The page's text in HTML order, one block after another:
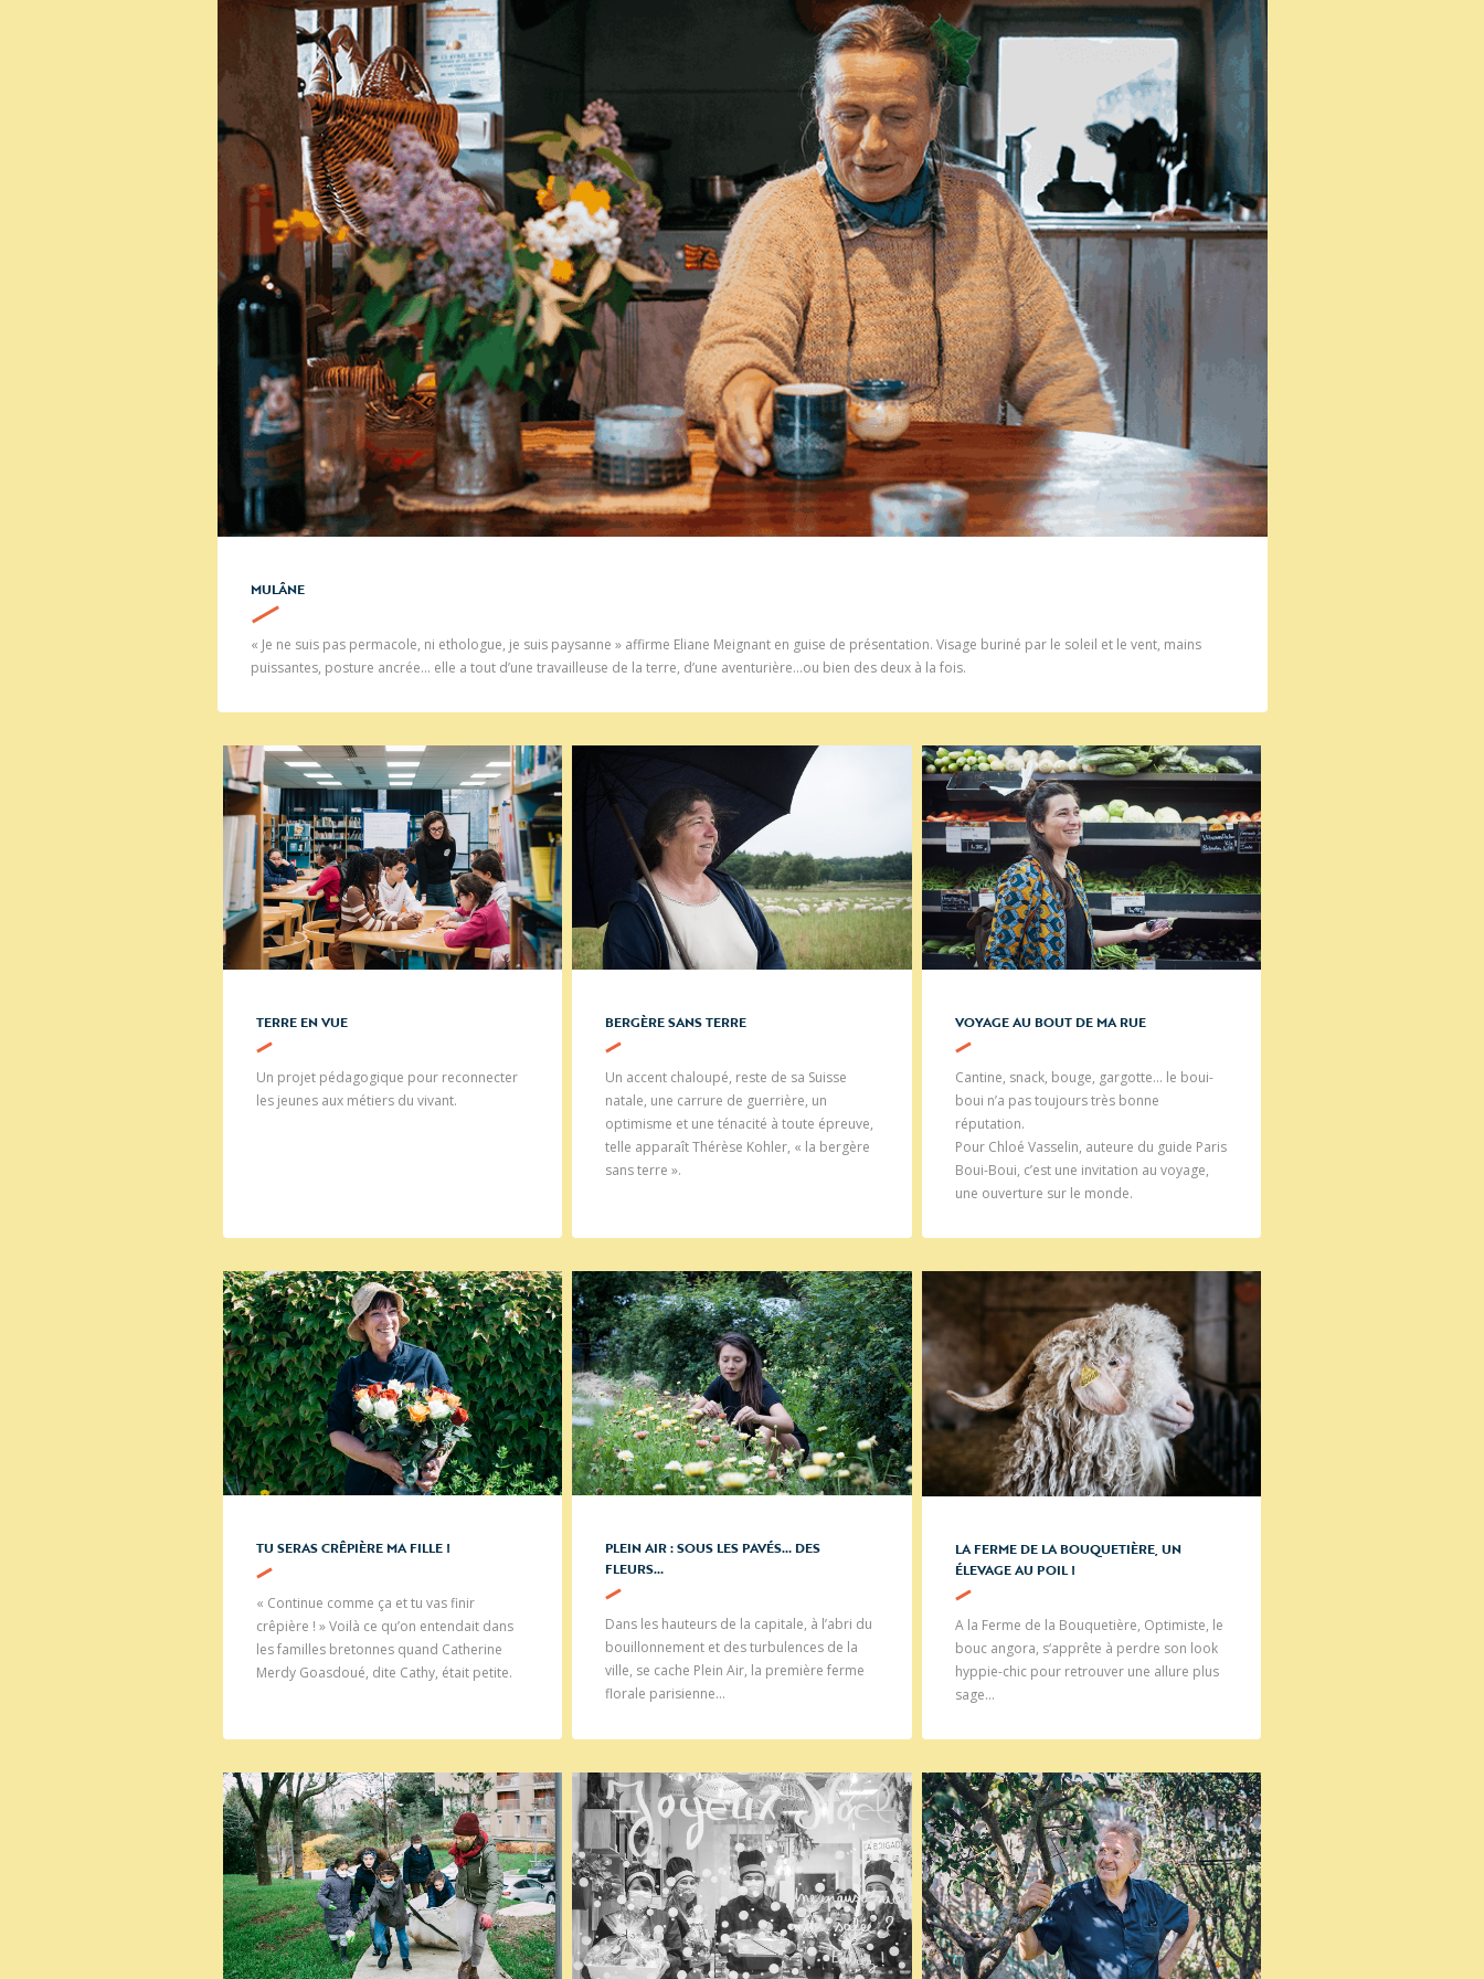
MULÂNE
« Je ne suis pas permacole, ni ethologue, je suis paysanne » affirme Eliane Meignant en guise de présentation. Visage buriné par le soleil et le vent, mains
puissantes, posture ancrée… elle a tout d’une travailleuse de la terre, d’une aventurière…ou bien des deux à la fois.
TERRE EN VUE
Un projet pédagogique pour reconnecter
les jeunes aux métiers du vivant.
BERGÈRE SANS TERRE
Un accent chaloupé, reste de sa Suisse
natale, une carrure de guerrière, un
optimisme et une ténacité à toute épreuve,
telle apparaît Thérèse Kohler, « la bergère
sans terre ».
VOYAGE AU BOUT DE MA RUE
Cantine, snack, bouge, gargotte… le boui-
boui n’a pas toujours très bonne
réputation.
Pour Chloé Vasselin, auteure du guide Paris
Boui-Boui, c’est une invitation au voyage,
une ouverture sur le monde.
TU SERAS CRÊPIÈRE MA FILLE !
« Continue comme ça et tu vas finir
crêpière ! » Voilà ce qu’on entendait dans
les familles bretonnes quand Catherine
Merdy Goasdoué, dite Cathy, était petite.
PLEIN AIR : SOUS LES PAVÉS… DES
FLEURS…
Dans les hauteurs de la capitale, à l’abri du
bouillonnement et des turbulences de la
ville, se cache Plein Air, la première ferme
florale parisienne…
LA FERME DE LA BOUQUETIÈRE, UN
ÉLEVAGE AU POIL !
A la Ferme de la Bouquetière, Optimiste, le
bouc angora, s‘apprête à perdre son look
hyppie-chic pour retrouver une allure plus
sage…